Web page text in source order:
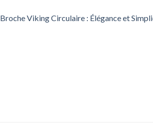
Broche Viking Circulaire : Élégance et